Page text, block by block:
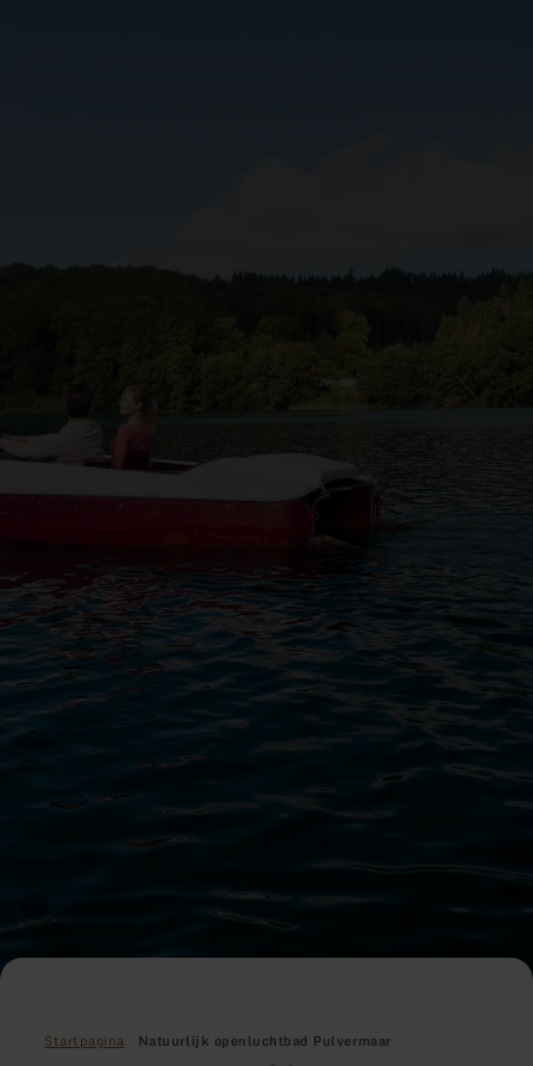
Startpagina Natuurlijk openluchtbad Pulvermaar